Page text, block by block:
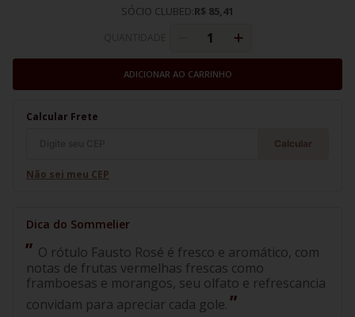
SÓCIO CLUBED:R$ 85,41
ADICIONAR AO CARRINHO
Calcular Frete
Calcular
Não sei meu CEP
O rótulo Fausto Rosé é fresco e aromático, com
notas de frutas vermelhas frescas como
framboesas e morangos, seu olfato e refrescancia
convidam para apreciar cada gole.